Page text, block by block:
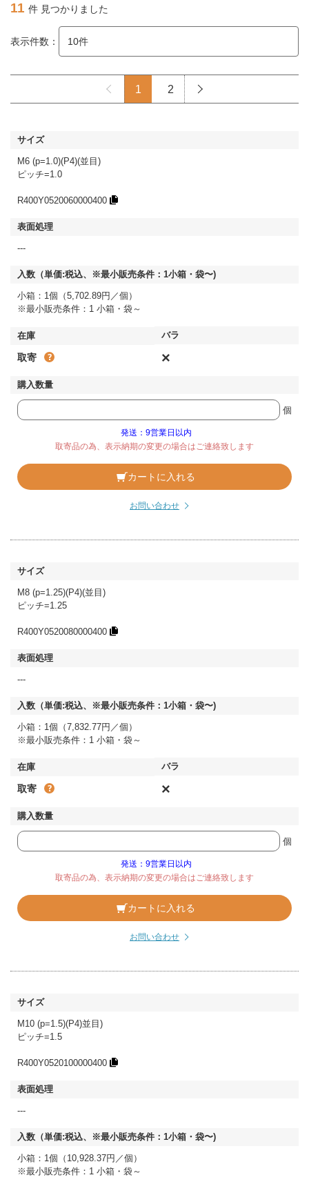
11 件 見つかりました
表示件数：
1 2
M6 (p=1.0)(P4)(並目)
ピッチ=1.0
R400Y0520060000400
---
小箱：1個（5,702.89円／個）
※最小販売条件：1 小箱・袋～
取寄 ×
個
発送：9営業日以内
取寄品の為、表示納期の変更の場合はご連絡致します
カートに入れる
お問い合わせ
M8 (p=1.25)(P4)(並目)
ピッチ=1.25
R400Y0520080000400
---
小箱：1個（7,832.77円／個）
※最小販売条件：1 小箱・袋～
取寄 ×
個
発送：9営業日以内
取寄品の為、表示納期の変更の場合はご連絡致します
カートに入れる
お問い合わせ
M10 (p=1.5)(P4)並目)
ピッチ=1.5
R400Y0520100000400
---
小箱：1個（10,928.37円／個）
※最小販売条件：1 小箱・袋～